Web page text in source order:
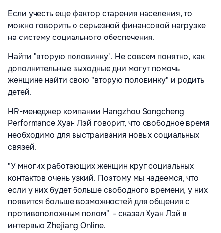
Если учесть еще фактор старения населения, то
можно говорить о серьезной финансовой нагрузке
на систему социального обеспечения.
Найти "вторую половинку". Не совсем понятно, как
дополнительные выходные дни могут помочь
женщине найти свою "вторую половинку" и родить
детей.
HR-менеджер компании Hangzhou Songcheng
Performance Хуан Лэй говорит, что свободное время
необходимо для выстраивания новых социальных
связей.
"У многих работающих женщин круг социальных
контактов очень узкий. Поэтому мы надеемся, что
если у них будет больше свободного времени, у них
появится больше возможностей для общения с
противоположным полом", - сказал Хуан Лэй в
интервью Zhejiang Online.